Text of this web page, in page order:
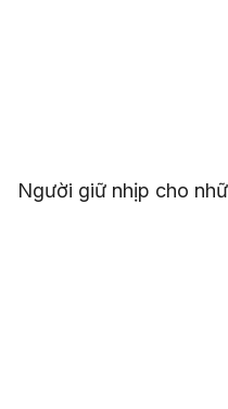
Người giữ nhịp cho